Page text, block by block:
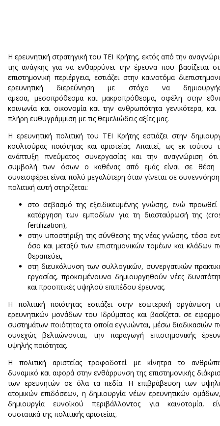
Η ερευνητική στρατηγική του ΤΕΙ Κρήτης, εκτός από την
της ανάγκης για να ενθαρρύνει την έρευνα που βασίζεται
επιστημονική περιέργεια, εστιάζει στην καινοτόμα
ερευνητική διερεύνηση με στόχο να
άμεσα, μεσοπρόθεσμα και μακροπρόθεσμα, οφέλη στην
κοινωνία και οικονομία και την ανθρωπότητα γενικότερα, και
πλήρη ευθυγράμμιση με τις θεμελιώδεις αξίες μας.
Η ερευνητική πολιτική του ΤΕΙ Κρήτης εστιάζει στην
κουλτούρας ποιότητας και αριστείας. Απαιτεί, ως εκ τούτου
ανάπτυξη πνεύματος συνεργασίας και την αναγνώριση
συμβολή των όσων ο καθένας από εμάς είναι σε θέση
συνεισφέρει είναι πολύ μεγαλύτερη όταν γίνεται σε
πολιτική αυτή στηρίζεται:
στο σεβασμό της εξειδικευμένης γνώσης, ενώ προωθεί
κατάργηση των εμποδίων για τη διασταύρωσή της
fertilization),
στην υποστήριξη της σύνθεσης της νέας γνώσης, τόσο
όσο και μεταξύ των επιστημονικών τομέων και κλάδων
θεραπεύει,
στη διευκόλυνση των συλλογικών, συνεργατικών
εργασίας, προκειμένουνα δημιουργηθούν νέες
και προοπτικές υψηλού επιπέδου έρευνας.
Η πολιτική ποιότητας εστιάζει στην εσωτερική οργάνωση
ερευνητικών μονάδων του Ιδρύματος και βασίζεται σε
συστημάτων ποιότητας τα οποία εγγυώνται, μέσω διαδικασιών
συνεχώς βελτιώνονται, την παραγωγή επιστημονικής
υψηλής ποιότητας.
Η πολιτική αριστείας τροφοδοτεί με κίνητρα το
δυναμικό και αφορά στην ενθάρρυνση της επιστημονικής
των ερευνητών σε όλα τα πεδία. Η επιβράβευση των
ατομικών επιδόσεων, η δημιουργία νέων ερευνητικών
δημιουργία ευνοϊκού περιβάλλοντος για καινοτομία,
συστατικά της πολιτικής αριστείας.